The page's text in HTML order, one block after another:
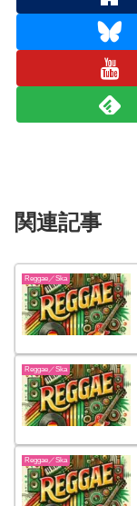
関連記事
Reggae／Ska
Reggae／Ska
Reggae／Ska